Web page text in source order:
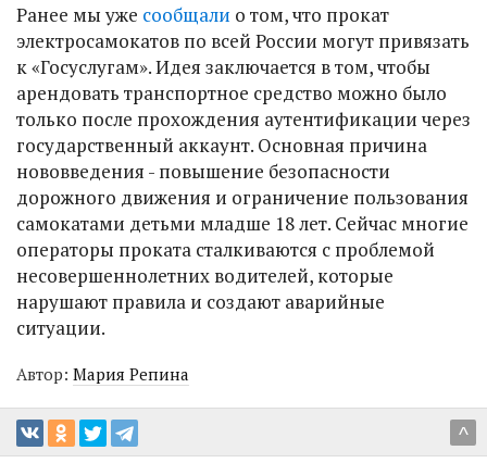
Ранее мы уже сообщали о том, что прокат
электросамокатов по всей России могут привязать
к «Госуслугам». Идея заключается в том, чтобы
арендовать транспортное средство можно было
только после прохождения аутентификации через
государственный аккаунт. Основная причина
нововведения - повышение безопасности
дорожного движения и ограничение пользования
самокатами детьми младше 18 лет. Сейчас многие
операторы проката сталкиваются с проблемой
несовершеннолетних водителей, которые
нарушают правила и создают аварийные
ситуации.
Автор: Мария Репина
^